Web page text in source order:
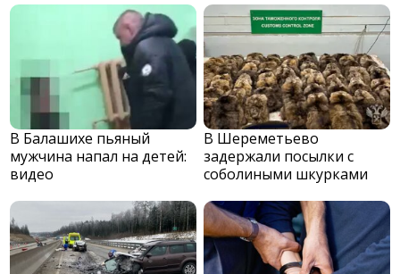
В Балашихе пьяный
мужчина напал на детей:
видео
В Шереметьево
задержали посылки с
соболиными шкурками